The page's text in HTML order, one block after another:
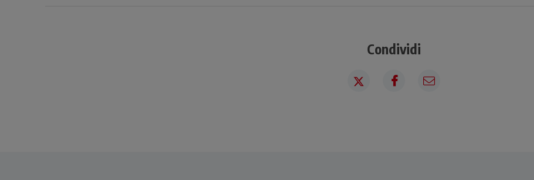
Condividi